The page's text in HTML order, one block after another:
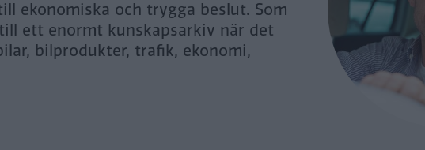
ekonomiska och trygga beslut. Som
ett enormt kunskapsarkiv när det
bilprodukter, trafik, ekonomi,